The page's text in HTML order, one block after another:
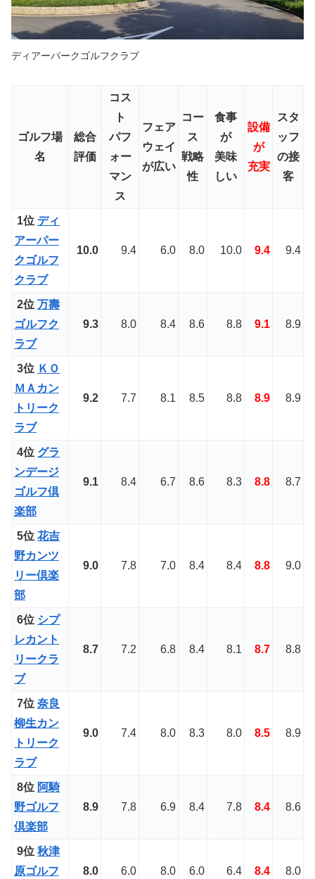
ディアーパークゴルフクラブ
ゴルフ場
名
総合
評価
コス
ト
パフ
ォー
マン
ス
フェア
ウェイ
が広い
コー
ス
戦略
性
食事
が
美味
しい
設備
が
充実
スタ
ッフ
の接
客
1位 ディ
アーパー
クゴルフ
クラブ
10.0 9.4 6.0 8.0 10.0 9.4 9.4
2位 万壽
ゴルフク
ラブ
9.3 8.0 8.4 8.6 8.8 9.1 8.9
3位 ＫＯ
ＭＡカン
トリーク
ラブ
9.2 7.7 8.1 8.5 8.8 8.9 8.9
4位 グラ
ンデージ
ゴルフ倶
楽部
9.1 8.4 6.7 8.6 8.3 8.8 8.7
5位 花吉
野カンツ
リー倶楽
部
9.0 7.8 7.0 8.4 8.4 8.8 9.0
6位 シプ
レカント
リークラ
ブ
8.7 7.2 6.8 8.4 8.1 8.7 8.8
7位 奈良
柳生カン
トリーク
ラブ
9.0 7.4 8.0 8.3 8.0 8.5 8.9
8位 阿騎
野ゴルフ
倶楽部
8.9 7.8 6.9 8.4 7.8 8.4 8.6
9位 秋津
原ゴルフ
8.0 6.0 8.0 6.0 6.4 8.4 8.0